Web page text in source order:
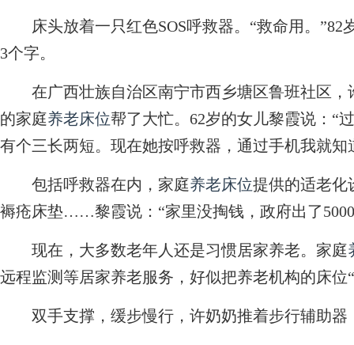
床头放着一只红色SOS呼救器。“救命用。”82
3个字。
在广西壮族自治区南宁市西乡塘区鲁班社区，
的家庭养老床位帮了大忙。62岁的女儿黎霞说：“
有个三长两短。现在她按呼救器，通过手机我就知
包括呼救器在内，家庭养老床位提供的适老化
褥疮床垫……黎霞说：“家里没掏钱，政府出了
现在，大多数老年人还是习惯居家养老。家庭
远程监测等居家养老服务，好似把养老机构的床位
双手支撑，缓步慢行，许奶奶推着步行辅助器